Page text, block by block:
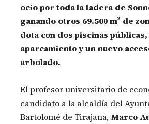
ocio por toda la ladera de
ganando otros 69.500 m² de
dota con dos piscinas
aparcamiento y un nuevo
arbolado.
El profesor universitario de
candidato a la alcaldía del
Bartolomé de Tirajana, Marco